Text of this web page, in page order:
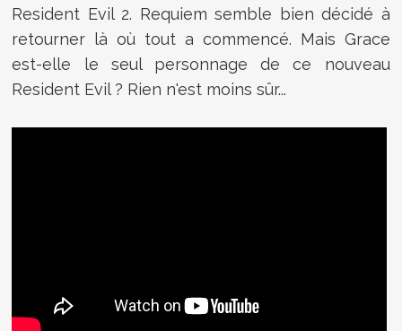
Resident Evil 2. Requiem semble bien décidé à
retourner là où tout a commencé. Mais Grace
est-elle le seul personnage de ce nouveau
Resident Evil ? Rien n'est moins sûr...